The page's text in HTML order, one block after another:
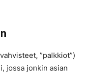
”palkkiot”)
jossa jonkin asian